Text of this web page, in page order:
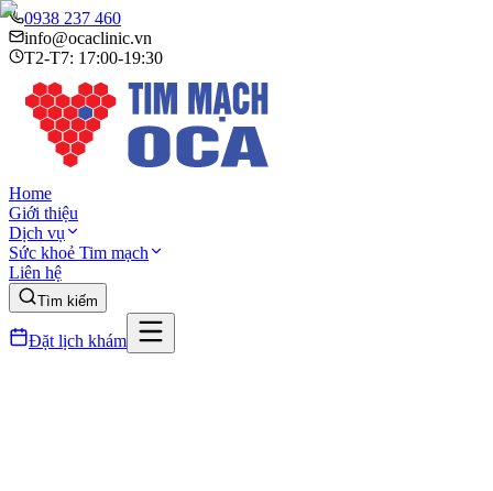
0938 237 460
info@ocaclinic.vn
T2-T7: 17:00-19:30
Home
Giới thiệu
Dịch vụ
Sức khoẻ Tim mạch
Liên hệ
Tìm kiếm
Đặt lịch khám